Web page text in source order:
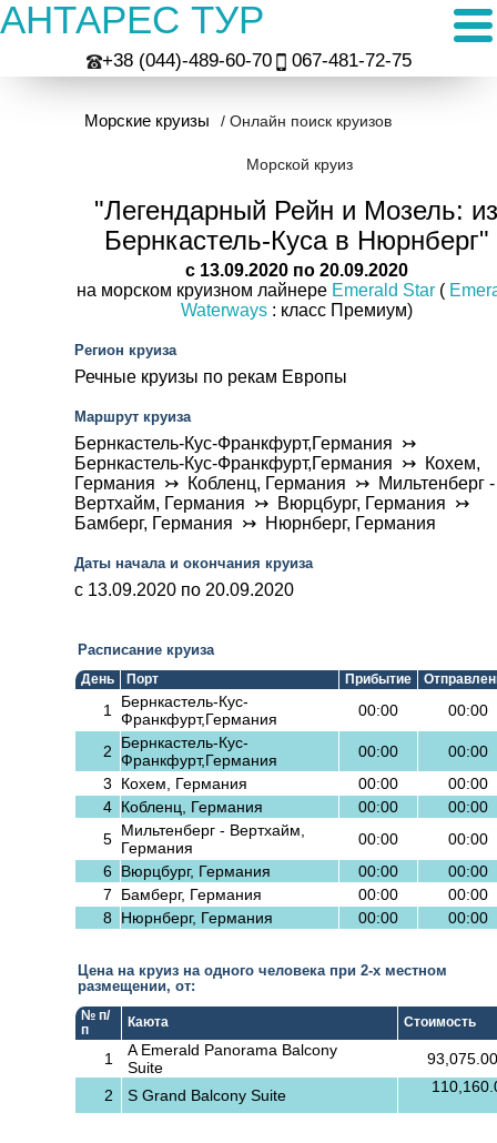
АНТАРЕС ТУР
+38 (044)-489-60-70 067-481-72-75
Морские круизы / Онлайн поиск круизов
Морской круиз
"Легендарный Рейн и Мозель: из
Бернкастель-Куса в Нюрнберг"
c 13.09.2020 по 20.09.2020
на морском круизном лайнере Emerald Star (
Waterways : класс Премиум)
Регион круиза
Речные круизы по рекам Европы
Маршрут круиза
Бернкастель-Кус-Франкфурт,Германия ↣
Бернкастель-Кус-Франкфурт,Германия ↣ Кохем,
Германия ↣ Кобленц, Германия ↣ Мильтенберг -
Вертхайм, Германия ↣ Вюрцбург, Германия ↣
Бамберг, Германия ↣ Нюрнберг, Германия
Даты начала и окончания круиза
c 13.09.2020 по 20.09.2020
Расписание круиза
День Порт Прибытие
1
Бернкастель-Кус-
Франкфурт,Германия
00:00 00:00
2
Бернкастель-Кус-
Франкфурт,Германия
00:00
00:00
3
Кохем, Германия 00:00
00:00
4 Кобленц, Германия 00:00
00:00
5 Мильтенберг - Вертхайм,
Германия
00:00
00:00
6
Вюрцбург, Германия 00:00
00:00
7
Бамберг, Германия 00:00
00:00
8
Нюрнберг, Германия 00:00 00:00
Цена на круиз на одного человека при 2-х местном
размещении, от:
№ п/
п
Каюта Стоимость
1
A Emerald Panorama Balcony
Suite
2 S Grand Balcony Suite